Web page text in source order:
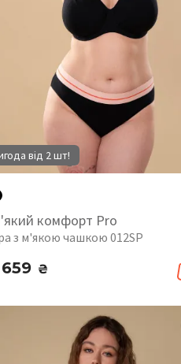
від 2 шт!
комфорт Pro
з м'якою чашкою 012SP
659 ₴